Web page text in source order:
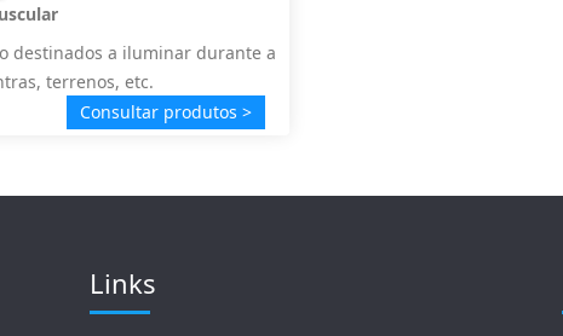
destinados a iluminar durante a
terrenos, etc.
Consultar produtos >
Links